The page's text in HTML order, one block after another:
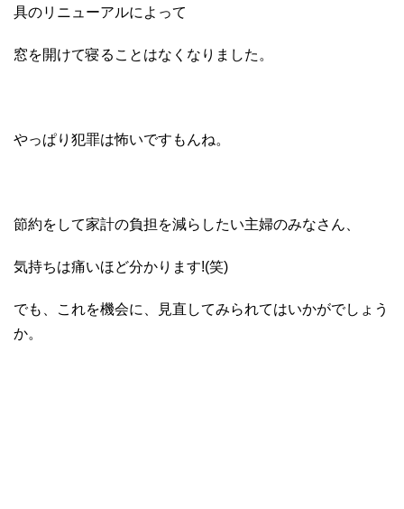
具のリニューアルによって
窓を開けて寝ることはなくなりました。
やっぱり犯罪は怖いですもんね。
節約をして家計の負担を減らしたい主婦のみなさん、
気持ちは痛いほど分かります!(笑)
でも、これを機会に、見直してみられてはいかがでしょう
か。